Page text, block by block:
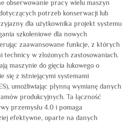
obserwowanie pracy wielu maszyn
potrzeb konserwacji lub
dla użytkownika projekt systemu
szkoleniowe dla nowych
zaawansowane funkcje, z których
technicy w złożonych zastosowaniach.
maszynie do gięcia łukowego o
się z istniejącymi systemami
umożliwiając płynną wymianę danych
produkcyjnych. Ta łączność
przemysłu 4.0 i pomaga
efektywne, oparte na danych